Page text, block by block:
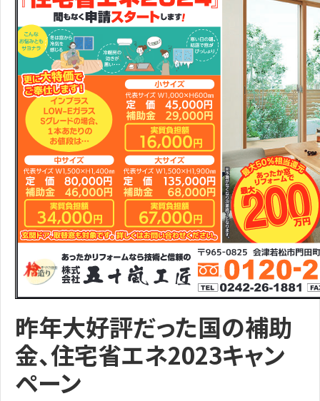
昨年大好評だった国の補助
金、住宅省エネ2023キャン
ペーン